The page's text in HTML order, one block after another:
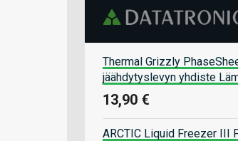
Thermal Grizzly
jäähdytyslevyn yhdiste
13,90 €
ARCTIC Liquid Freezer III